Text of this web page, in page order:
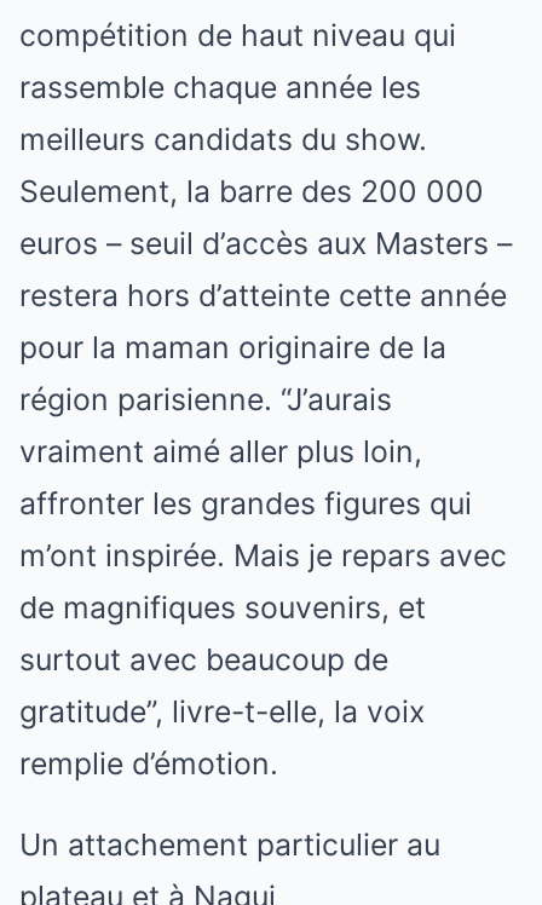
compétition de haut niveau qui
rassemble chaque année les
meilleurs candidats du show.
Seulement, la barre des 200 000
euros – seuil d’accès aux Masters –
restera hors d’atteinte cette année
pour la maman originaire de la
région parisienne. “J’aurais
vraiment aimé aller plus loin,
affronter les grandes figures qui
m’ont inspirée. Mais je repars avec
de magnifiques souvenirs, et
surtout avec beaucoup de
gratitude”, livre-t-elle, la voix
remplie d’émotion.
Un attachement particulier au
plateau et à Nagui